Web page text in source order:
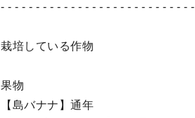
- - - - - - - - - - - - - - - - - - - - - - - - - - -
栽培している作物
果物
【島バナナ】通年